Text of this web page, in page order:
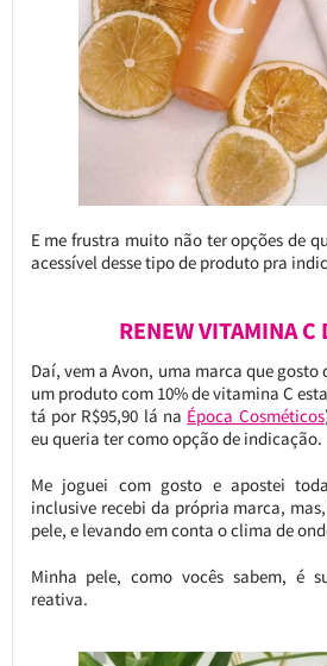
E me frustra muito não ter opções de
acessível desse tipo de produto pra
RENEW VITAMINA C
Daí, vem a Avon, uma marca que gosto
um produto com 10% de vitamina C
tá por R$95,90 lá na Época Cosméticos
eu queria ter como opção de indicação.
Me joguei com gosto e apostei
inclusive recebi da própria marca,
pele, e levando em conta o clima de
Minha pele, como vocês sabem, é
reativa.